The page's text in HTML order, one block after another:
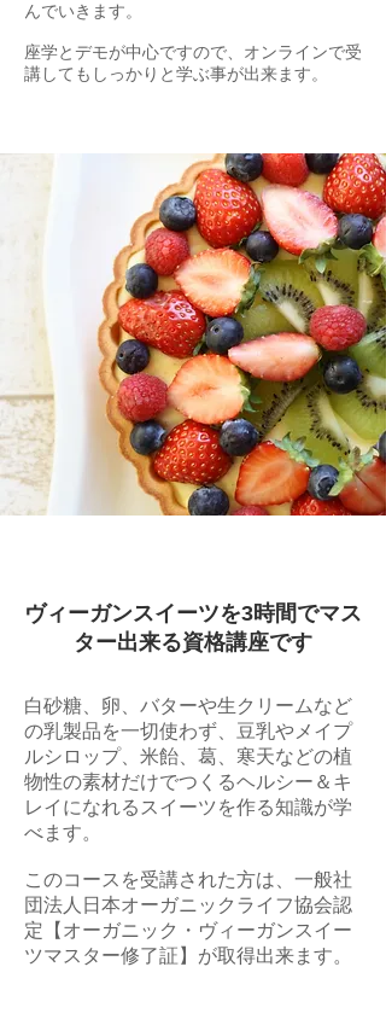
んでいきます。​
​座学とデモが中心ですので、オンラインで受
講してもしっかりと学ぶ事が出来ます。
ヴィーガンスイーツを3時間でマス
ター出来る資格講座です
白砂糖、卵、バターや生クリームなど
の乳製品を一切使わず、豆乳やメイプ
ルシロップ、米飴、葛、寒天などの植
物性の素材だけでつくるヘルシー＆キ
レイになれるスイーツを作る知識が学
べます。
このコースを受講された方は、 一般社
団法人日本オーガニックライフ協会認
定【オーガニック・ヴィーガンスイー
ツマスター修了証】が取得出来ます。